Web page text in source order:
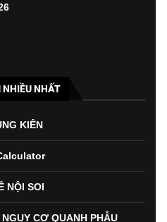
NHIỀU NHẤT
KIÊN
NỘI SOI
CƠ QUANH PHẪU